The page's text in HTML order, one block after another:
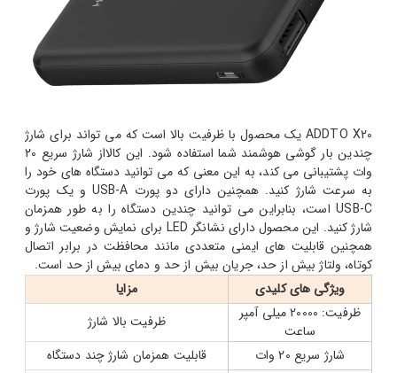
ADDTO X20 یک محصول با ظرفیت بالا است که می تواند برای شارژ
چندین بار گوشی هوشمند شما استفاده شود. این کالااز شارژ سریع 20
وات پشتیبانی می کند، به این معنی که می توانید دستگاه های خود را
به سرعت شارژ کنید. همچنین دارای دو پورت USB-A و یک پورت
USB-C است، بنابراین می توانید چندین دستگاه را به طور همزمان
شارژ کنید. این محصول دارای نشانگر LED برای نمایش وضعیت شارژ و
همچنین قابلیت های ایمنی متعددی مانند محافظت در برابر اتصال
کوتاه، ولتاژ بیش از حد، جریان بیش از حد و دمای بیش از حد است.
ویژگی های کلیدی
مزایا
ظرفیت: 20000 میلی آمپر
ساعت
ظرفیت بالا شارژ
شارژ سریع 20 وات
قابلیت همزمان شارژ چند دستگاه